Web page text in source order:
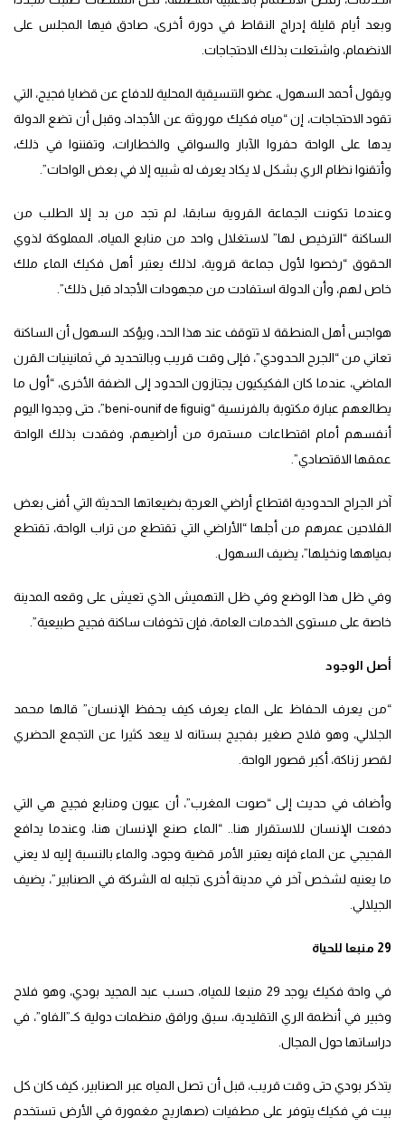
وبعد أيام قليلة إدراج النقاط في دورة أخرى، صادق فيها المجلس على
الانضمام، واشتعلت بذلك الاحتجاجات.
ويقول أحمد السهول، عضو التنسيقية المحلية للدفاع عن قضايا فجيج، التي
تقود الاحتجاجات، إن “مياه فكيك موروثة عن الأجداد، وقبل أن تضع الدولة
يدها على الواحة حفروا الآبار والسواقي والخطارات، وتفننوا في ذلك،
وأتقنوا نظام الري بشكل لا يكاد يعرف له شبيه إلا في بعض الواحات”.
وعندما تكونت الجماعة القروية سابقا، لم تجد من بد إلا الطلب من
الساكنة “الترخيص لها” لاستغلال واحد من منابع المياه، المملوكة لذوي
الحقوق “رخصوا لأول جماعة قروية، لذلك يعتبر أهل فكيك الماء ملك
خاص لهم، وأن الدولة استفادت من مجهودات الأجداد قبل ذلك”.
هواجس أهل المنطقة لا تتوقف عند هذا الحد، ويؤكد السهول أن الساكنة
تعاني من “الجرح الحدودي”، فإلى وقت قريب وبالتحديد في ثمانينيات القرن
الماضي، عندما كان الفكيكيون يجتازون الحدود إلى الضفة الأخرى، “أول ما
يطالعهم عبارة مكتوبة بالفرنسية “beni-ounif de figuig”، حتى وجدوا اليوم
أنفسهم أمام اقتطاعات مستمرة من أراضيهم، وفقدت بذلك الواحة
عمقها الاقتصادي”.
آخر الجراح الحدودية اقتطاع أراضي العرجة بضيعاتها الحديثة التي أفنى بعض
الفلاحين عمرهم من أجلها “الأراضي التي تقتطع من تراب الواحة، تقتطع
بمياهها ونخيلها”، يضيف السهول.
وفي ظل هذا الوضع وفي ظل التهميش الذي تعيش على وقعه المدينة
خاصة على مستوى الخدمات العامة، فإن تخوفات ساكنة فجيج طبيعية”.
أصل الوجود
“من يعرف الحفاظ على الماء يعرف كيف يحفظ الإنسان” قالها محمد
الجلالي، وهو فلاح صغير بفجيج بستانه لا يبعد كثيرا عن التجمع الحضري
لقصر زناكة، أكبر قصور الواحة.
وأضاف في حديث إلى “صوت المغرب”، أن عيون ومنابع فجيج هي التي
دفعت الإنسان للاستقرار هنا.. “الماء صنع الإنسان هنا، وعندما يدافع
الفجيجي عن الماء فإنه يعتبر الأمر قضية وجود، والماء بالنسبة إليه لا يعني
ما يعنيه لشخص آخر في مدينة أخرى تجلبه له الشركة في الصنابير”، يضيف
الجيلالي.
29 منبعا للحياة
في واحة فكيك يوجد 29 منبعا للمياه، حسب عبد المجيد بودي، وهو فلاح
وخبير في أنظمة الري التقليدية، سبق ورافق منظمات دولية كـ”الفاو”، في
دراساتها حول المجال.
يتذكر بودي حتى وقت قريب، قبل أن تصل المياه عبر الصنابير، كيف كان كل
بيت في فكيك يتوفر على مطفيات (صهاريج مغمورة في الأرض تستخدم